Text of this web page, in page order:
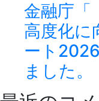
金融庁「
高度化に
ート
ました。